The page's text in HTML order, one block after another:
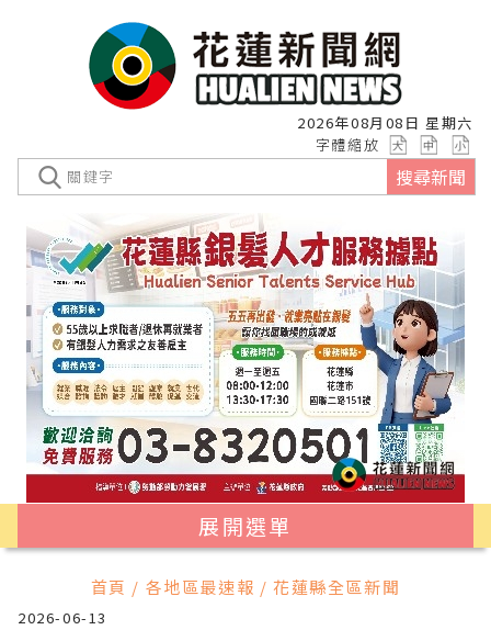
2026年08月08日 星期六
字體縮放
搜尋新聞
展開選單
首頁 / 各地區最速報 / 花蓮縣全區新聞
2026-06-13